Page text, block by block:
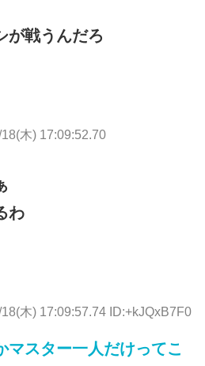
が戦うんだろ
木) 17:09:52.70
わ
木) 17:09:57.74 ID:+kJQxB7F0
マスター一人だけってこ